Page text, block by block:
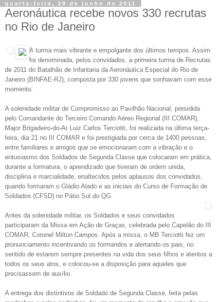
quarta-feira, 29 de junho de 2011
Aeronáutica recebe novos 330 recrutas
no Rio de Janeiro
A turma mais vibrante e empolgante dos últimos tempos. Assim
foi denominada, pelos convidados, a primeira turma de Recrutas
de 2011 do Batalhão de Infantaria da Aeronáutica Especial do Rio de
Janeiro (BINFAE-RJ), composta por 330 jovens que sonhavam com esse
momento.
A solenidade militar de Compromisso ao Pavilhão Nacional, presidida
pelo Comandante do Terceiro Comando Aéreo Regional (III COMAR),
Major Brigadeiro-do-Ar Luiz Carlos Terciotti, foi realizada na última terça-
feira, dia 21 no III COMAR e foi prestigiada por cerca de 1400 pessoas,
entre familiares e amigos que se emocionaram com a vibração e o
entusiasmo dos Soldados de Segunda Classe que colocaram em prática,
durante a formatura, o aprendizado que tiveram de ordem unida,
disciplina e marcialidade, enaltecidos pelos aplausos dos convidados,
quando formaram o Gládio Alado e as iniciais do Curso de Formação de
Soldados (CFSD) no Pátio Sul do QG.
Antes da solenidade militar, os Soldados e seus convidados
participaram da Missa em Ação de Graças, celebrada pelo Capelão do III
COMAR, Coronel Milton Campos. Após a missa, o MB Terciotti fez um
pronunciamento incentivando os formandos e alertando os pais, no
sentido de estarem sempre presentes na vida dos seus filhos e atentos a
todos os seus atos, e colocou-se a disposição para aqueles que
precisassem de auxílio.
A entrega dos distintivos de Soldado de Segunda Classe, feita pelas